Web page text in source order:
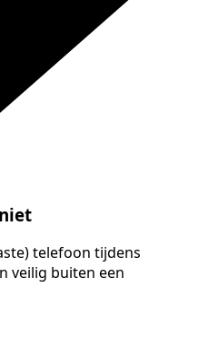
telefoon tijdens
veilig buiten een